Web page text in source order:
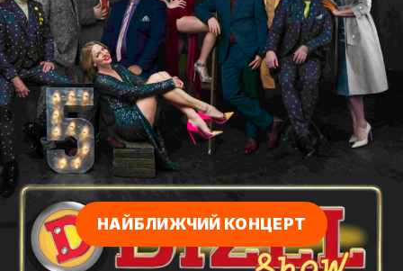
НАЙБЛИЖЧИЙ КОНЦЕРТ